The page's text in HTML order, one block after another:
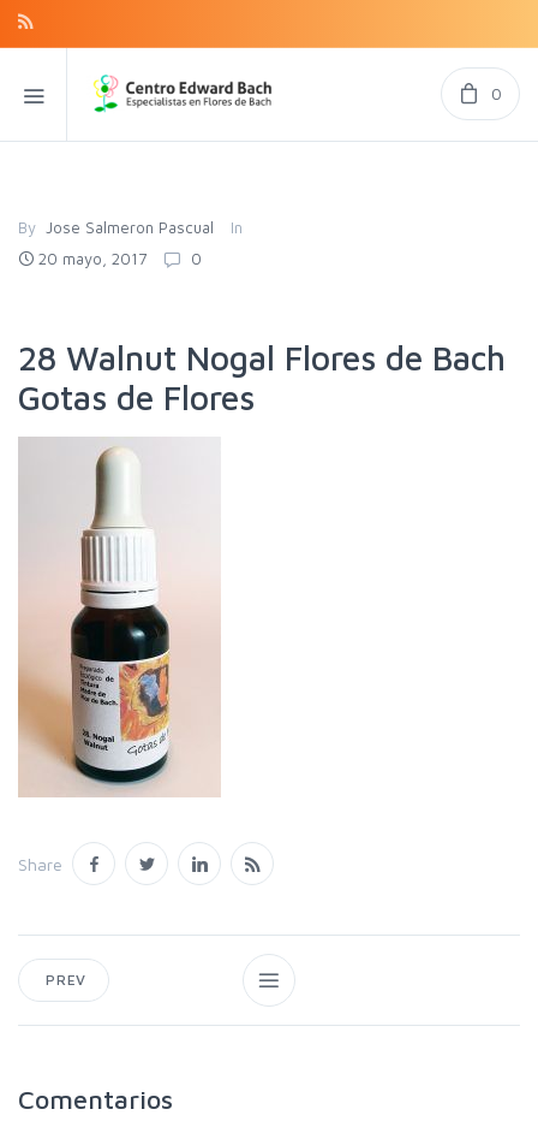
0
By Jose Salmeron Pascual
In
20 mayo, 2017
0
28 Walnut Nogal Flores de Bach
Gotas de Flores
Share
PREV
Comentarios